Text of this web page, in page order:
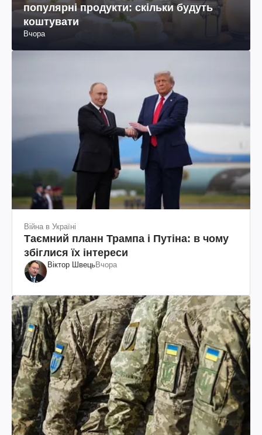
популярні продукти: скільки будуть
коштувати
Вчора
Війна в Україні
Таємний планн Трампа і Путіна: в чому
збіглися їх інтереси
Віктор ШвецьВчора